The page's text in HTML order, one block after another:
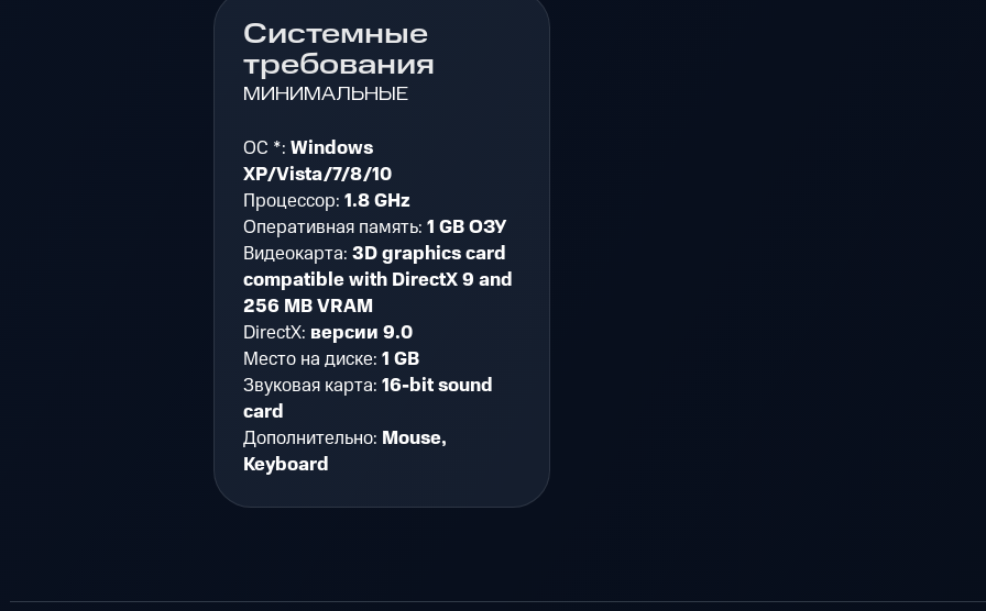
Системные
требования
МИНИМАЛЬНЫЕ
ОС *: Windows
XP/Vista/7/8/10
Процессор: 1.8 GHz
Оперативная память: 1 GB ОЗУ
Видеокарта: 3D graphics card
compatible with DirectX 9 and
256 MB VRAM
DirectX: версии 9.0
Место на диске: 1 GB
Звуковая карта: 16-bit sound
card
Дополнительно: Mouse,
Keyboard